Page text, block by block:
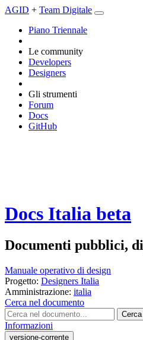
AGID + Team Digitale
Piano Triennale
Le community
Developers
Designers
Gli strumenti
Forum
Docs
GitHub
Docs Italia beta
Documenti pubblici,
Manuale operativo di design
Progetto: Designers Italia
Amministrazione: italia
Cerca nel documento
Informazioni
versione-corrente